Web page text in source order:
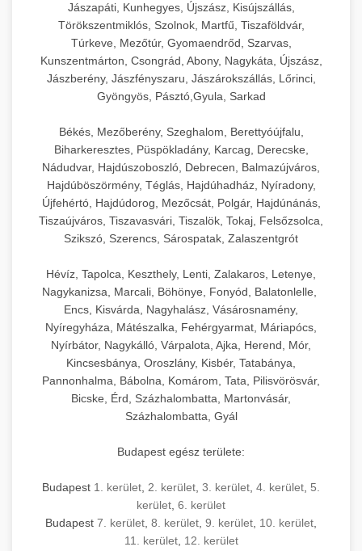
Jászapáti, Kunhegyes, Újszász, Kisújszállás,
Törökszentmiklós, Szolnok, Martfű, Tiszaföldvár,
Túrkeve, Mezőtúr, Gyomaendrőd, Szarvas,
Kunszentmárton, Csongrád, Abony, Nagykáta, Újszász,
Jászberény, Jászfényszaru, Jászárokszállás, Lőrinci,
Gyöngyös, Pásztó,Gyula, Sarkad
Békés, Mezőberény, Szeghalom, Berettyóújfalu,
Biharkeresztes, Püspökladány, Karcag, Derecske,
Nádudvar, Hajdúszoboszló, Debrecen, Balmazújváros,
Hajdúböszörmény, Téglás, Hajdúhadház, Nyíradony,
Újfehértó, Hajdúdorog, Mezőcsát, Polgár, Hajdúnánás,
Tiszaújváros, Tiszavasvári, Tiszalök, Tokaj, Felsőzsolca,
Szikszó, Szerencs, Sárospatak, Zalaszentgrót
Hévíz, Tapolca, Keszthely, Lenti, Zalakaros, Letenye,
Nagykanizsa, Marcali, Böhönye, Fonyód, Balatonlelle,
Encs, Kisvárda, Nagyhalász, Vásárosnamény,
Nyíregyháza, Mátészalka, Fehérgyarmat, Máriapócs,
Nyírbátor, Nagykálló, Várpalota, Ajka, Herend, Mór,
Kincsesbánya, Oroszlány, Kisbér, Tatabánya,
Pannonhalma, Bábolna, Komárom, Tata, Pilisvörösvár,
Bicske, Érd, Százhalombatta, Martonvásár,
Százhalombatta, Gyál
Budapest egész területe:
Budapest 1. kerület, 2. kerület, 3. kerület, 4. kerület, 5.
kerület, 6. kerület
Budapest 7. kerület, 8. kerület, 9. kerület, 10. kerület,
11. kerület, 12. kerület